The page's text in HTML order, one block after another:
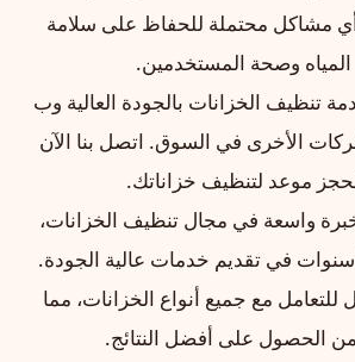
مشاكل محتملة للحفاظ على سلامة
المياه وصحة المستخدمين.
تنظيف الخزانات بالجودة العالية وب
الأخرى في السوق. اتصل بنا الآن
موعد لتنظيف خزاناتك.
واسعة في مجال تنظيف الخزانات،
في تقديم خدمات عالية الجودة.
للتعامل مع جميع أنواع الخزانات، مما
الحصول على أفضل النتائج.